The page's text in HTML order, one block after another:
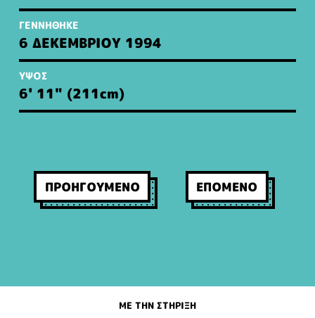
ΓΕΝΝΗΘΗΚΕ
6 ΔΕΚΕΜΒΡΙΟΥ 1994
ΥΨΟΣ
6' 11" (211cm)
ΠΛΟΗΓΗΣΗ
ΑΡΘΡΩΝΠΡΟΗΓΟΥΜΕΝΟ ΕΠΟΜΕΝΟ
ΜΕ ΤΗΝ ΣΤΗΡΙΞΗ